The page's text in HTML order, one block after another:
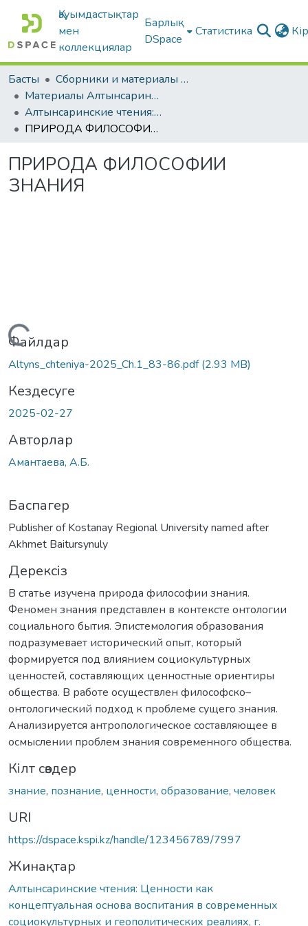
Қауымдастықтар
мен
коллекциялар
Барлық
DSpace
Статистика
Басты
Сборники и материалы конференций
Материалы Алтынсаринских педагогических чтений
Алтынсаринские чтения: Ценности как концептуальная основа воспитания в современных социокультурных и геополитических реалиях, г. Костанай, 2025 г. Книга 1
ПРИРОДА ФИЛОСОФИИ ЗНАНИЯ
ПРИРОДА ФИЛОСОФИИ
ЗНАНИЯ
Жүктеу...
Файлдар
Altyns_chteniya-2025_Ch.1_83-86.pdf(2.93 MB)
Кездесуге
2025-02-27
Авторлар
Амантаева, А.Б.
Баспагер
Publisher of Kostanay Regional University named after
Akhmet Baitursynuly
Дерексіз
В статье изучена природа философии знания.
Феномен знания представлен в контексте онтологии
социального бытия. Эпистемология образования
подразумевает исторический опыт, который
формируется под влиянием социокультурных
ценностей, составляющих ценностные ориентиры
общества. В работе осуществлен философско–
онтологический подход к проблеме сущего знания.
Анализируется антропологическое составляющее в
осмыслении проблем знания современного общества.
Кілт сөздер
знание, познание, ценности, образование, человек
URI
https://dspace.kspi.kz/handle/123456789/7997
Жинақтар
Алтынсаринские чтения: Ценности как
концептуальная основа воспитания в современных
социокультурных и геополитических реалиях, г.